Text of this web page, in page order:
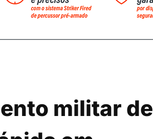
militar de